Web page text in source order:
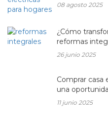
08 agosto 2025
¿Cómo
reformas
26 junio 2025
Comprar casa
una
inmobiliario
11 junio 2025